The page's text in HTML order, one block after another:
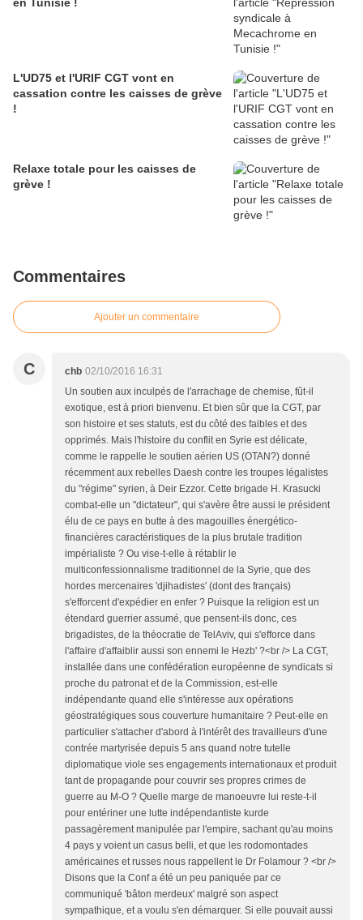
L'UD75 et l'URIF CGT vont en
cassation contre les caisses de grève
!
Relaxe totale pour les caisses de
grève !
Commentaires
Ajouter un commentaire
C chb 02/10/2016 16:31
Un soutien aux inculpés de l'arrachage de chemise, fût-il
exotique, est à priori bienvenu. Et bien sûr que la CGT, par
son histoire et ses statuts, est du côté des faibles et des
opprimés. Mais l'histoire du conflit en Syrie est délicate,
comme le rappelle le soutien aérien US (OTAN?) donné
récemment aux rebelles Daesh contre les troupes légalistes
du "régime" syrien, à Deir Ezzor. Cette brigade H. Krasucki
combat-elle un "dictateur", qui s'avère être aussi le président
élu de ce pays en butte à des magouilles énergético-
financières caractéristiques de la plus brutale tradition
impérialiste ? Ou vise-t-elle à rétablir le
multiconfessionnalisme traditionnel de la Syrie, que des
hordes mercenaires 'djihadistes' (dont des français)
s'efforcent d'expédier en enfer ? Puisque la religion est un
étendard guerrier assumé, que pensent-ils donc, ces
brigadistes, de la théocratie de TelAviv, qui s'efforce dans
l'affaire d'affaiblir aussi son ennemi le Hezb' ?<br /> La CGT,
installée dans une confédération européenne de syndicats si
proche du patronat et de la Commission, est-elle
indépendante quand elle s'intéresse aux opérations
géostratégiques sous couverture humanitaire ? Peut-elle en
particulier s'attacher d'abord à l'intérêt des travailleurs d'une
contrée martyrisée depuis 5 ans quand notre tutelle
diplomatique viole ses engagements internationaux et produit
tant de propagande pour couvrir ses propres crimes de
guerre au M-O ? Quelle marge de manoeuvre lui reste-t-il
pour entériner une lutte indépendantiste kurde
passagèrement manipulée par l'empire, sachant qu'au moins
4 pays y voient un casus belli, et que les rodomontades
américaines et russes nous rappellent le Dr Folamour ? <br />
Disons que la Conf a été un peu paniquée par ce
communiqué 'bâton merdeux' malgré son aspect
sympathique, et a voulu s'en démarquer. Si elle pouvait aussi